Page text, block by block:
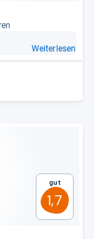
Weiterlesen
Gut
1,7